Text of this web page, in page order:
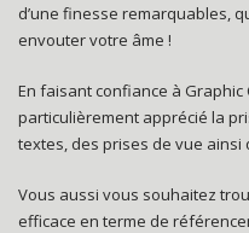
d’une finesse remarquables,
envouter votre âme !
En faisant confiance à Graphic
particulièrement apprécié la
textes, des prises de vue ainsi
Vous aussi vous souhaitez
efficace en terme de